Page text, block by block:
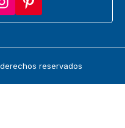
reservados